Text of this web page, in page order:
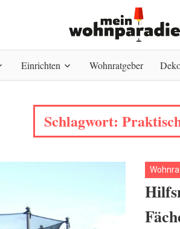
Einrichten Wohnratgeber
Schlagwort: